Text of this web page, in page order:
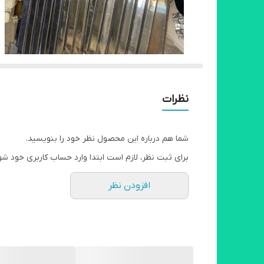
نظرات
شما هم درباره این محصول نظر خود را بنویسید.
برای ثبت نظر، لازم است ابتدا وارد حساب کاربری خود
افزودن نظر